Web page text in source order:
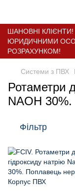
ШАНОВНІ
ЮРИДИЧНИМИ
РОЗРАХУНКОМ!
Системи з ПВХ
Ротаметри
NAOH 30%.
Фільтр